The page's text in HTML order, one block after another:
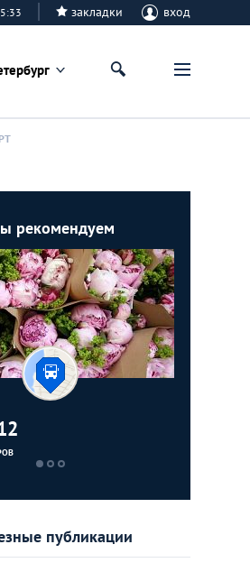
закладки вход
рекомендуем
публикации